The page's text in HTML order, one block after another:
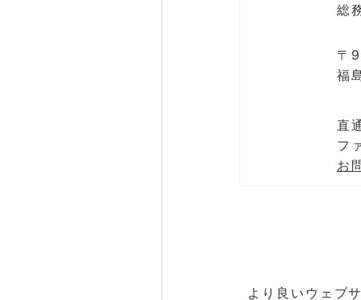
総
〒
福
直
フ
お
より良いウェブ